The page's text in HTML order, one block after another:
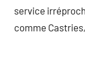
service
comme